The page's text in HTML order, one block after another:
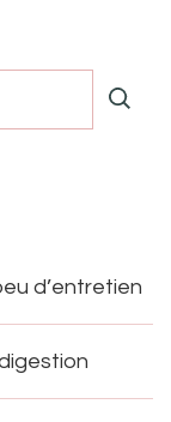
d’entretien